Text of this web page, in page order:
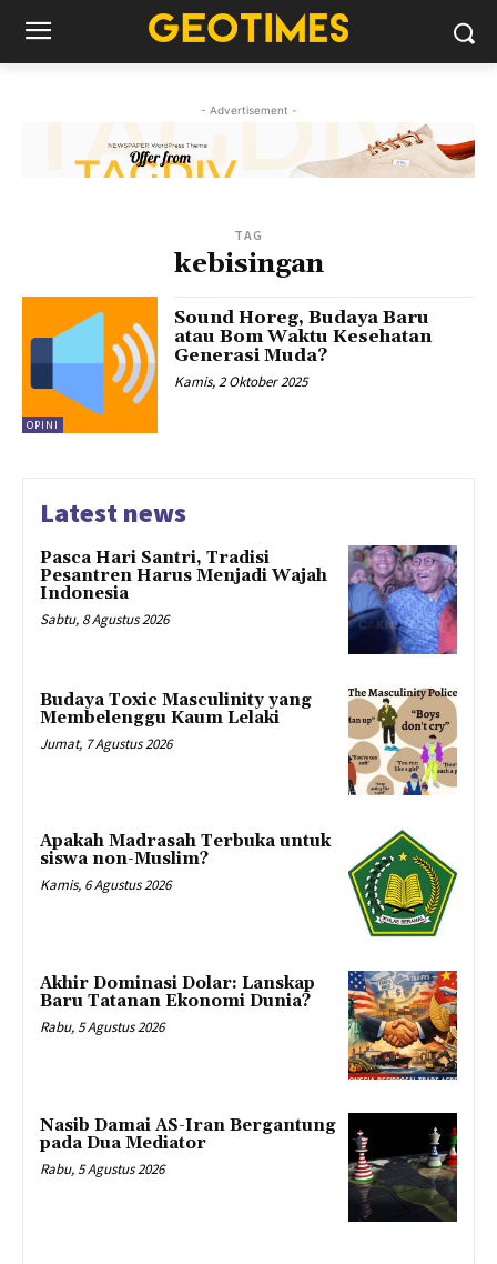
- Advertisement -
TAG
kebisingan
OPINI
Sound Horeg, Budaya Baru
atau Bom Waktu Kesehatan
Generasi Muda?
Kamis, 2 Oktober 2025
Latest news
Pasca Hari Santri, Tradisi
Pesantren Harus Menjadi Wajah
Indonesia
Sabtu, 8 Agustus 2026
Budaya Toxic Masculinity yang
Membelenggu Kaum Lelaki
Jumat, 7 Agustus 2026
Apakah Madrasah Terbuka untuk
siswa non-Muslim?
Kamis, 6 Agustus 2026
Akhir Dominasi Dolar: Lanskap
Baru Tatanan Ekonomi Dunia?
Rabu, 5 Agustus 2026
Nasib Damai AS-Iran Bergantung
pada Dua Mediator
Rabu, 5 Agustus 2026